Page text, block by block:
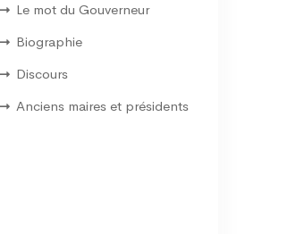
Le mot du Gouverneur
Biographie
Discours
Anciens maires et présidents